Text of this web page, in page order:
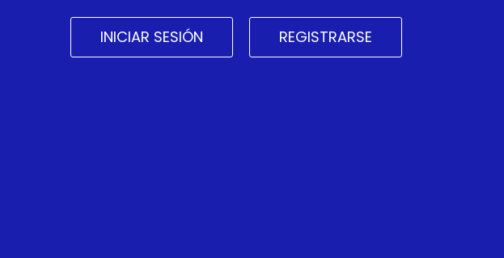
INICIAR SESIÓN REGISTRARSE